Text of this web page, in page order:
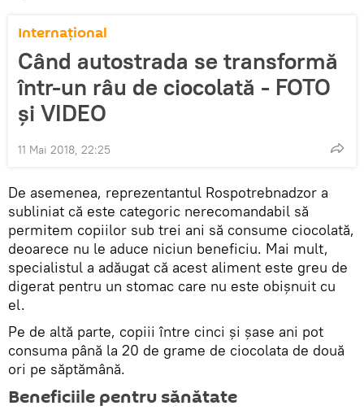
Internaţional
Când autostrada se transformă
într-un râu de ciocolată - FOTO
şi VIDEO
11 Mai 2018, 22:25
De asemenea, reprezentantul Rospotrebnadzor a
subliniat că este categoric nerecomandabil să
permitem copiilor sub trei ani să consume ciocolată,
deoarece nu le aduce niciun beneficiu. Mai mult,
specialistul a adăugat că acest aliment este greu de
digerat pentru un stomac care nu este obişnuit cu
el.
Pe de altă parte, copiii între cinci și șase ani pot
consuma până la 20 de grame de ciocolata de două
ori pe săptămână.
Beneficiile pentru sănătate